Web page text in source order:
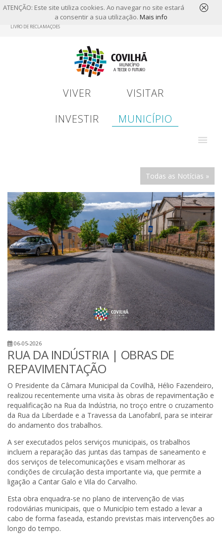
ATENÇÃO: Este site utiliza cookies. Ao navegar no site estará
a consentir a sua utilização. Mais info
LIVRO DE RECLAMAÇÕES
VIVER
VISITAR
INVESTIR
MUNICÍPIO
Todas as Notícias »
06-05-2026
RUA DA INDÚSTRIA | OBRAS DE
REPAVIMENTAÇÃO
O Presidente da Câmara Municipal da Covilhã, Hélio Fazendeiro,
realizou recentemente uma visita às obras de repavimentação e
requalificação na Rua da Indústria, no troço entre o cruzamento
da Rua da Liberdade e a Travessa da Lanofabril, para se inteirar
do andamento dos trabalhos.
A ser executados pelos serviços municipais, os trabalhos
incluem a reparação das juntas das tampas de saneamento e
dos serviços de telecomunicações e visam melhorar as
condições de circulação desta importante via, que permite a
ligação a Cantar Galo e Vila do Carvalho.
Esta obra enquadra-se no plano de intervenção de vias
rodoviárias municipais, que o Município tem estado a levar a
cabo de forma faseada, estando previstas mais intervenções ao
longo do tempo.